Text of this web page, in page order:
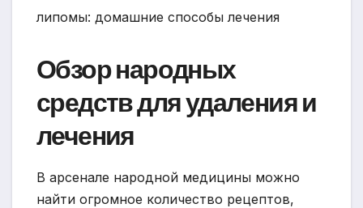
Обзор народных
средств для удаления и
лечения
В арсенале народной медицины можно
найти огромное количество рецептов,